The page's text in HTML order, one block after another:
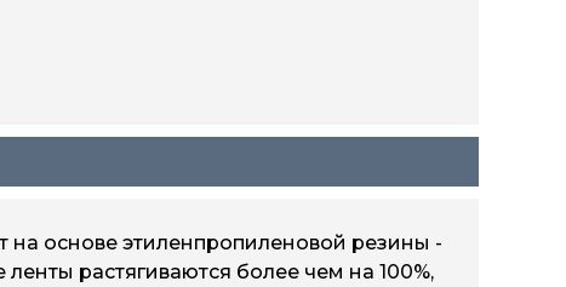
основе этиленпропиленовой резины -
растягиваются более чем на 100%,